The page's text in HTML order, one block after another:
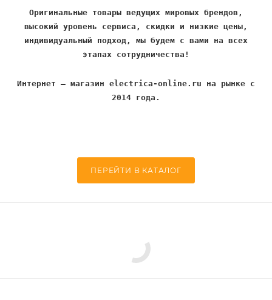
Оригинальные товары ведущих мировых брендов,
высокий уровень сервиса, скидки и низкие цены,
индивидуальный подход, мы будем с вами на всех
этапах сотрудничества!
Интернет – магазин electrica-online.ru на рынке с
2014 года.
ПЕРЕЙТИ В КАТАЛОГ